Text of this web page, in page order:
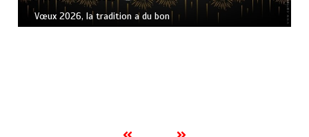
Vœux 2026, la tradition a du bon